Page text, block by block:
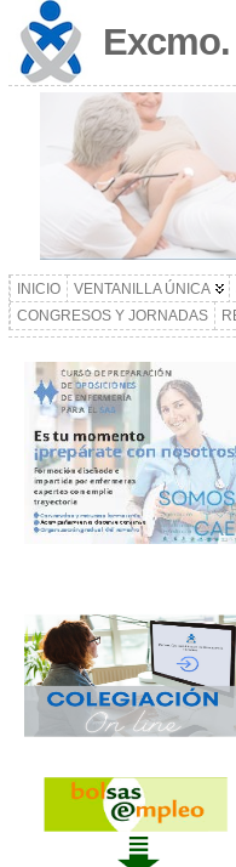
INICIO VENTANILLA ÚNICA
CONGRESOS Y JORNADAS